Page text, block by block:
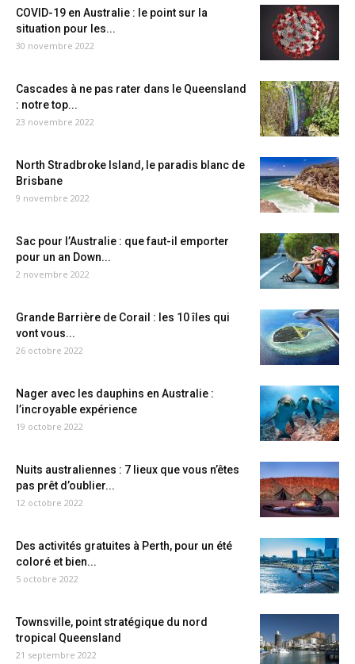
COVID-19 en Australie : le point sur la
situation pour les...
30 novembre 2022
Cascades à ne pas rater dans le Queensland
: notre top...
23 novembre 2022
North Stradbroke Island, le paradis blanc de
Brisbane
9 novembre 2022
Sac pour l’Australie : que faut-il emporter
pour un an Down...
2 novembre 2022
Grande Barrière de Corail : les 10 îles qui
vont vous...
26 octobre 2022
Nager avec les dauphins en Australie :
l’incroyable expérience
19 octobre 2022
Nuits australiennes : 7 lieux que vous n’êtes
pas prêt d’oublier...
12 octobre 2022
Des activités gratuites à Perth, pour un été
coloré et bien...
5 octobre 2022
Townsville, point stratégique du nord
tropical Queensland
21 septembre 2022